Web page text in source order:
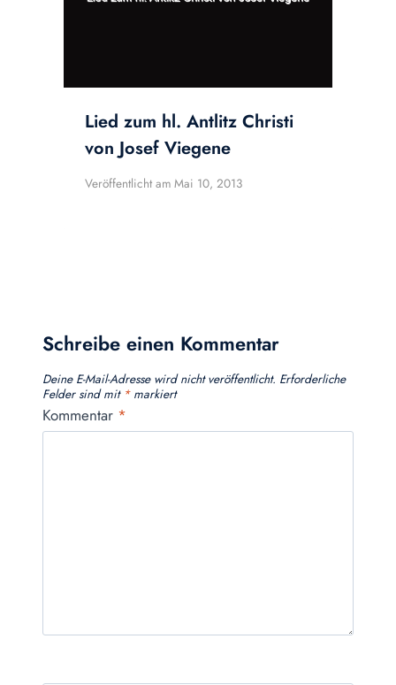
Lied zum hl. Antlitz Christi
von Josef Viegene
Veröffentlicht am Mai 10, 2013
Schreibe einen Kommentar
Deine E-Mail-Adresse wird nicht veröffentlicht. Erforderliche
Felder sind mit *markiert
Kommentar *